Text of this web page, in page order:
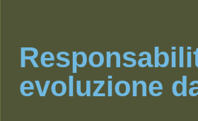
evoluzione